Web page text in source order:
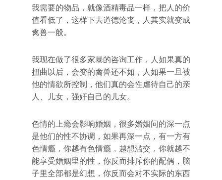
我需要的物品，就像酒精毒品一样，把人的价
值看低了，这样下去道德沦丧，人其实就变成
禽兽一般。
我现在做了很多家暴的咨询工作，人如果真的
扭曲以后，会变的禽兽还不如，人如果一旦被
他的情欲所控制，他们真的会性虐待自己的亲
人、儿女，强奸自己的儿女。
色情的上瘾会影响婚姻，很多婚姻问的深一点
是他们的性不协调，如果再深一点，有一方有
色情瘾，你越有色情瘾，越想滥交，你就越不
能享受婚姻里的性，你反而排斥你的配偶，脑
子里全部都是幻想，你反而会对不实际的东西